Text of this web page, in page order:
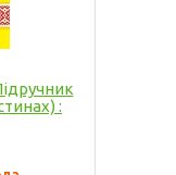
: